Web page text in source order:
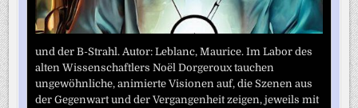
und der B-Strahl. Autor: Leblanc, Maurice. Im Labor des
alten Wissenschaftlers Noël Dorgeroux tauchen
ungewöhnliche, animierte Visionen auf, die Szenen aus
der Gegenwart und der Vergangenheit zeigen, jeweils mit